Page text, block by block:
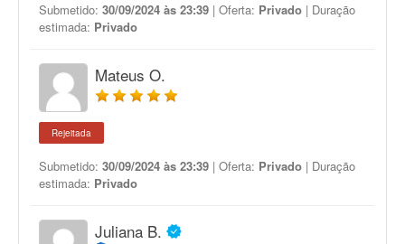
Submetido: 30/09/2024 às 23:39 | Oferta: Privado | Duração
estimada: Privado
Mateus O.
Rejeitada
Submetido: 30/09/2024 às 23:39 | Oferta: Privado | Duração
estimada: Privado
Juliana B.